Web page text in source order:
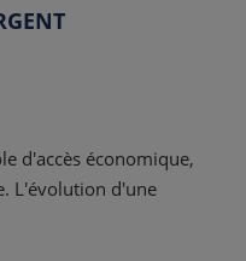
d'accès économique,
L'évolution d'une